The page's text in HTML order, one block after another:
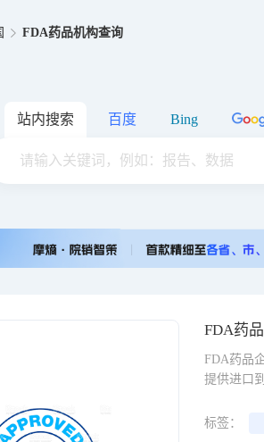
FDA药品机构查询
站内搜索 百度 Bing
FDA药
FDA药品
提供进口
标签：